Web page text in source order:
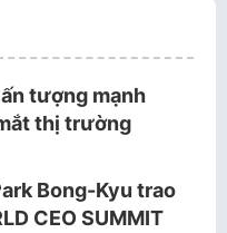
tượng mạnh
thị trường
Bong-Kyu trao
CEO SUMMIT